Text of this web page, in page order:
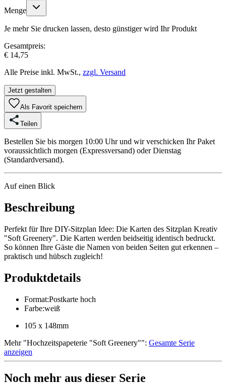
Menge
Je mehr Sie drucken lassen, desto günstiger wird Ihr Produkt
Gesamtpreis:
€ 14,75
Alle Preise inkl. MwSt., zzgl. Versand
Jetzt gestalten
Als Favorit speichern
Teilen
Bestellen Sie bis morgen 10:00 Uhr und wir verschicken Ihr Paket
voraussichtlich morgen (Expressversand) oder Dienstag
(Standardversand).
Auf einen Blick
Beschreibung
Perfekt für Ihre DIY-Sitzplan Idee: Die Karten des Sitzplan Kreativ
"Soft Greenery". Die Karten werden beidseitig identisch bedruckt.
So können Ihre Gäste die Namen von beiden Seiten gut erkennen –
praktisch und hübsch zugleich!
Produktdetails
Format:Postkarte hoch
Farbe:weiß
105 x 148mm
Mehr"Hochzeitspapeterie "Soft Greenery"": Gesamte Serie
anzeigen
Noch mehr aus dieser Serie